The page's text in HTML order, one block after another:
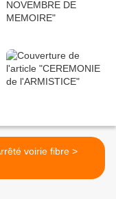
Arrêté voirie fibre >